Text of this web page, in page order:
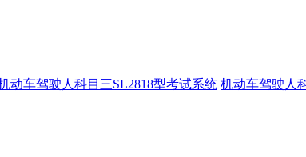
动车驾驶人科目三SL2818型考试系统 机动车驾驶人